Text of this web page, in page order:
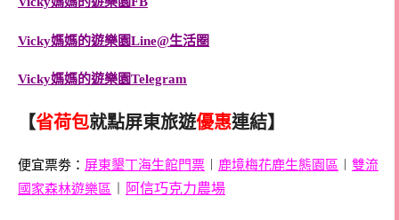
Vicky媽媽的遊樂園Line@生活圈
Vicky媽媽的遊樂園Telegram
【省荷包就點屏東旅遊優惠連結】
便宜票劵： 屏東墾丁海生館門票 鹿境梅花鹿生態園區
雙流
國家森林遊樂區
阿信巧克力農場